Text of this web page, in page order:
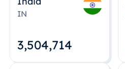
IN
3,504,715